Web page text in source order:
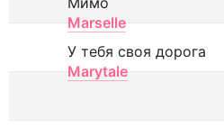
Marselle
У тебя своя дорога
Marytale